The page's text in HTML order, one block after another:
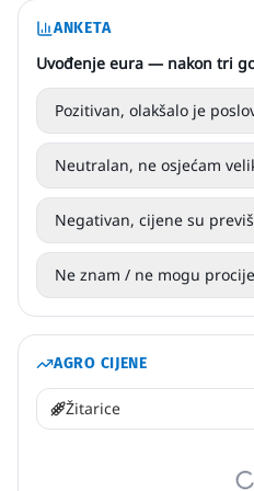
ANKETA
Uvođenje eura — nakon tri
Pozitivan, olakšalo je
Neutralan, ne osjećam
Negativan, cijene su
Ne znam / ne mogu
AGRO CIJENE
Žitarice